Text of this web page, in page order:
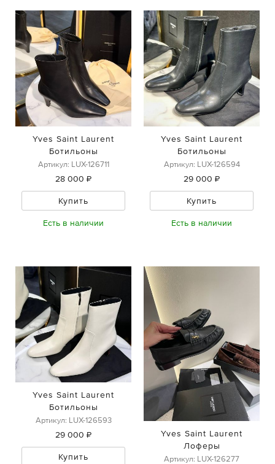
Yves Saint Laurent
Ботильоны
Артикул: LUX-126711
28 000 ₽
Купить
Есть в наличии
Yves Saint Laurent
Ботильоны
Артикул: LUX-126594
29 000 ₽
Купить
Есть в наличии
Yves Saint Laurent
Ботильоны
Артикул: LUX-126593
29 000 ₽
Купить
Yves Saint Laurent
Лоферы
Артикул: LUX-126277